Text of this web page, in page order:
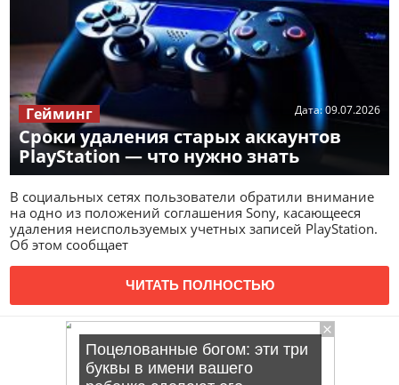
Сроки удаления старых аккаунтов
PlayStation — что нужно знать
Дата:09.07.2026
Гейминг
В социальных сетях пользователи обратили внимание
на одно из положений соглашения Sony, касающееся
удаления неиспользуемых учетных записей PlayStation.
Об этом сообщает
ЧИТАТЬ ПОЛНОСТЬЮ